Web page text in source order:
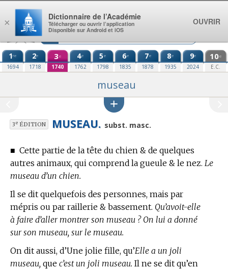
Aller au contenu
1re
1694
2e
1718
3e
1740
4e
1762
5e
1798
6e
1835
7e
1878
8e
1935
9e
2024
10e
E.C.
museau
3eÉDITION MUSEAU. subst. masc.
■ Cette partie de la tête du chien & de quelques
autres animaux, qui comprend la gueule & le nez. Le
museau d’un chien.
Il se dit quelquefois des personnes, mais par
mépris ou par raillerie & bassement. Qu’avoit-elle
à faire d’aller montrer son museau ? On lui a donné
sur son museau, sur le museau.
On dit aussi, d’Une jolie fille, qu’Elle a un joli
museau, que c’est un joli museau. Il ne se dit qu’en
×
Dictionnaire de l’Académie
Télécharger ou ouvrir l’application
Disponible sur Android et iOS
OUVRIR